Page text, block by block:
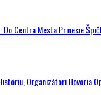
Do Centra Mesta Prinesie
Organizátori Hovoria